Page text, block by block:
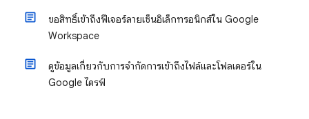
ขอสิทธิ์เข้าถึงฟีเจอร์ลายเซ็นอิเล็กทรอนิกส์ใน Google
Workspace
ดูข้อมูลเกี่ยวกับการจำกัดการเข้าถึงไฟล์และโฟลเดอร์ใน
Google ไดรฟ์